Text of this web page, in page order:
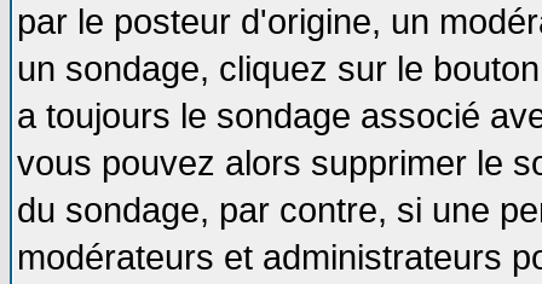
par le posteur d'origine, un
un sondage, cliquez sur le
a toujours le sondage associé
vous pouvez alors supprimer le
du sondage, par contre, si une
modérateurs et administrateurs